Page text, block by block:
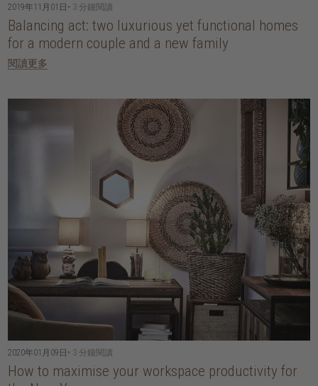
2019年11月01日 • 3 分鐘閱讀
Balancing act: two luxurious yet functional homes
for a modern couple and a new family
閱讀更多
2020年01月09日 • 3 分鐘閱讀
How to maximise your workspace productivity for